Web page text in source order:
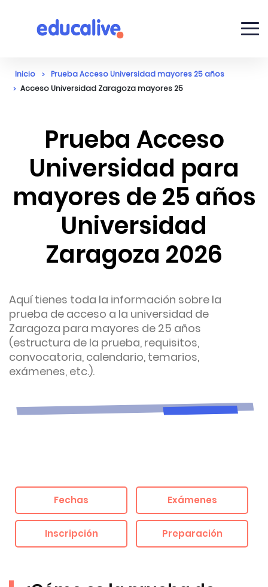
Inicio
Prueba Acceso Universidad mayores 25 años
Acceso Universidad Zaragoza mayores 25
Prueba Acceso
Universidad para
mayores de 25 años
Universidad
Zaragoza 2026
Aquí tienes toda la información sobre la
prueba de acceso a la universidad de
Zaragoza para mayores de 25 años
(estructura de la prueba, requisitos,
convocatoria, calendario, temarios,
exámenes, etc.).
Fechas Exámenes
Inscripción Preparación